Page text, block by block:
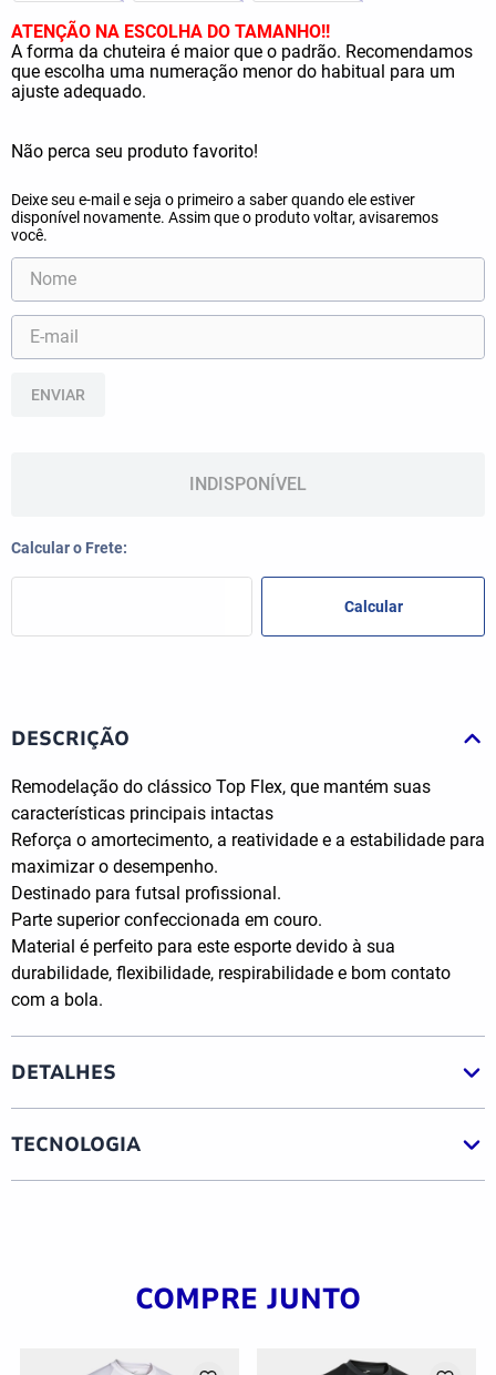
ATENÇÃO NA ESCOLHA DO TAMANHO!!
A forma da chuteira é maior que o padrão. Recomendamos
que escolha uma numeração menor do habitual para um
ajuste adequado.
ENVIAR
INDISPONÍVEL
DESCRIÇÃO
Remodelação do clássico Top Flex, que mantém suas
características principais intactas
Reforça o amortecimento, a reatividade e a estabilidade para
maximizar o desempenho.
Destinado para futsal profissional.
Parte superior confeccionada em couro.
Material é perfeito para este esporte devido à sua
durabilidade, flexibilidade, respirabilidade e bom contato
com a bola.
DETALHES
TECNOLOGIA
COMPRE JUNTO